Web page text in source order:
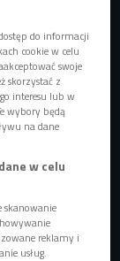
zdobywamy w
dostęp do
grupa ludzi
jednak
z tekstem
warto byłoby
i emocjonalnie
się
do informacji
cookie w celu
swoje
skorzystać z
interesu lub w
wybory będą
na dane
w celu
skanowanie
reklamy i
usług.